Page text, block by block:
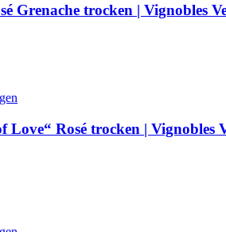
Grenache trocken | Vignobles
Love“ Rosé trocken | Vignobles